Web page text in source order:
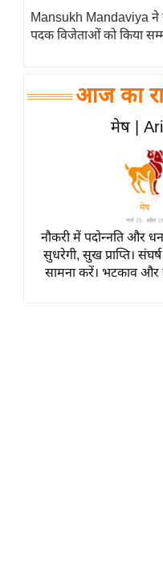
ज्योतिष
प्रभु
व्रत
Mansukh Mandaviya ने
पदक विजेताओं को किया
आज का
मेष |
नौकरी में पदोन्नति और धन
सुधरेगी, सुख प्राप्ति।
सामना करें। भटकाव और